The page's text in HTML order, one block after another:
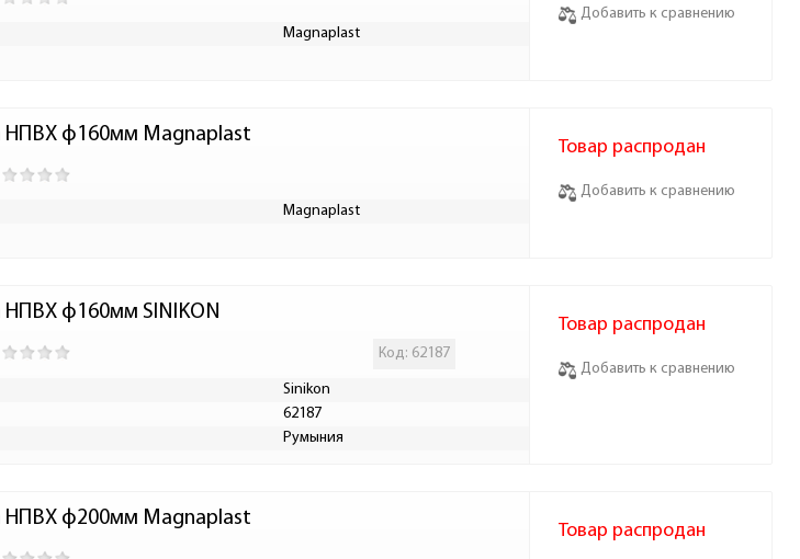
Magnaplast
Добавить к сравнению
НПВХ ф160мм Magnaplast
Magnaplast
Товар распродан
Добавить к сравнению
НПВХ ф160мм SINIKON
Код: 62187
Sinikon
62187
Румыния
Товар распродан
Добавить к сравнению
НПВХ ф200мм Magnaplast
Товар распродан